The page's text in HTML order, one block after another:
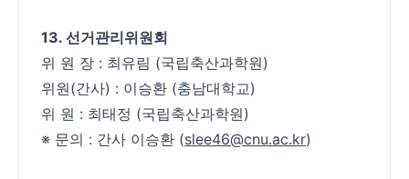
13. 선거관리위원회
위 원 장 : 최유림 (국립축산과학원)
위원(간사) : 이승환 (충남대학교)
위 원 : 최태정 (국립축산과학원)
※ 문의 : 간사 이승환 (slee46@cnu.ac.kr)